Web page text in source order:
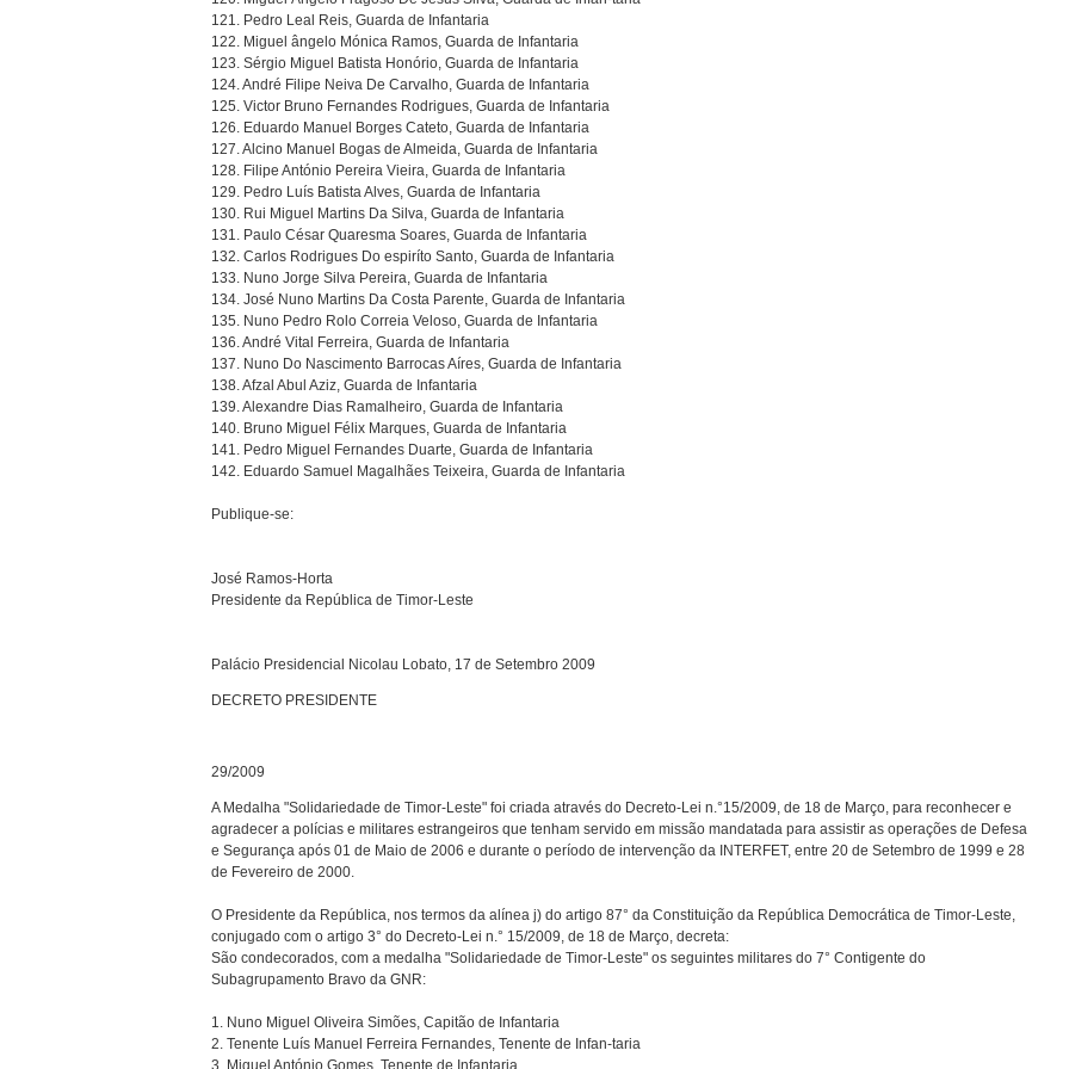
121. Pedro Leal Reis, Guarda de Infantaria
122. Miguel ângelo Mónica Ramos, Guarda de Infantaria
123. Sérgio Miguel Batista Honório, Guarda de Infantaria
124. André Filipe Neiva De Carvalho, Guarda de Infantaria
125. Victor Bruno Fernandes Rodrigues, Guarda de Infantaria
126. Eduardo Manuel Borges Cateto, Guarda de Infantaria
127. Alcino Manuel Bogas de Almeida, Guarda de Infantaria
128. Filipe António Pereira Vieira, Guarda de Infantaria
129. Pedro Luís Batista Alves, Guarda de Infantaria
130. Rui Miguel Martins Da Silva, Guarda de Infantaria
131. Paulo César Quaresma Soares, Guarda de Infantaria
132. Carlos Rodrigues Do espiríto Santo, Guarda de Infantaria
133. Nuno Jorge Silva Pereira, Guarda de Infantaria
134. José Nuno Martins Da Costa Parente, Guarda de Infantaria
135. Nuno Pedro Rolo Correia Veloso, Guarda de Infantaria
136. André Vital Ferreira, Guarda de Infantaria
137. Nuno Do Nascimento Barrocas Aíres, Guarda de Infantaria
138. Afzal Abul Aziz, Guarda de Infantaria
139. Alexandre Dias Ramalheiro, Guarda de Infantaria
140. Bruno Miguel Félix Marques, Guarda de Infantaria
141. Pedro Miguel Fernandes Duarte, Guarda de Infantaria
142. Eduardo Samuel Magalhães Teixeira, Guarda de Infantaria
Publique-se:
José Ramos-Horta
Presidente da República de Timor-Leste
Palácio Presidencial Nicolau Lobato, 17 de Setembro 2009
DECRETO PRESIDENTE
29/2009
A Medalha "Solidariedade de Timor-Leste" foi criada através do Decreto-Lei n.°15/2009, de 18 de Março, para reconhecer e
agradecer a polícias e militares estrangeiros que tenham servido em missão mandatada para assistir as operações de Defesa
e Segurança após 01 de Maio de 2006 e durante o período de intervenção da INTERFET, entre 20 de Setembro de 1999 e 28
de Fevereiro de 2000.
O Presidente da República, nos termos da alínea j) do artigo 87° da Constituição da República Democrática de Timor-Leste,
conjugado com o artigo 3° do Decreto-Lei n.° 15/2009, de 18 de Março, decreta:
São condecorados, com a medalha "Solidariedade de Timor-Leste" os seguintes militares do 7° Contigente do
Subagrupamento Bravo da GNR:
1. Nuno Miguel Oliveira Simões, Capitão de Infantaria
2. Tenente Luís Manuel Ferreira Fernandes, Tenente de Infan-taria
3. Miguel António Gomes, Tenente de Infantaria